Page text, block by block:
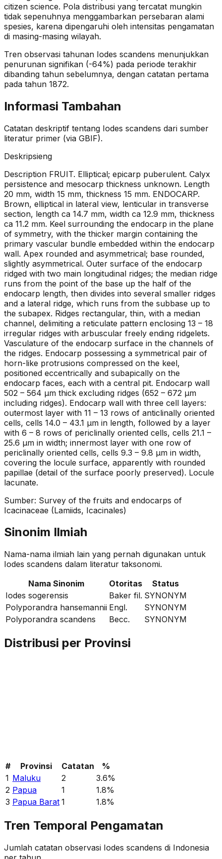
citizen science. Pola distribusi yang tercatat mungkin
tidak sepenuhnya menggambarkan persebaran alami
spesies, karena dipengaruhi oleh intensitas pengamatan
di masing-masing wilayah.
Tren observasi tahunan Iodes scandens menunjukkan
penurunan signifikan (-64%) pada periode terakhir
dibanding tahun sebelumnya, dengan catatan pertama
pada tahun 1872.
Informasi Tambahan
Catatan deskriptif tentang Iodes scandens dari sumber
literatur primer (via GBIF).
Deskripsieng
Description FRUIT. Elliptical; epicarp puberulent. Calyx
persistence and mesocarp thickness unknown. Length
20 mm, width 15 mm, thickness 15 mm. ENDOCARP.
Brown, elliptical in lateral view, lenticular in transverse
section, length ca 14.7 mm, width ca 12.9 mm, thickness
ca 11.2 mm. Keel surrounding the endocarp in the plane
of symmetry, with the thicker margin containing the
primary vascular bundle embedded within the endocarp
wall. Apex rounded and asymmetrical; base rounded,
slightly asymmetrical. Outer surface of the endocarp
ridged with two main longitudinal ridges; the median ridge
runs from the point of the base up the half of the
endocarp length, then divides into several smaller ridges
and a lateral ridge, which runs from the subbase up to
the subapex. Ridges rectangular, thin, with a median
channel, delimiting a reticulate pattern enclosing 13 – 18
irregular ridges with arbuscular freely ending ridgelets.
Vasculature of the endocarp surface in the channels of
the ridges. Endocarp possessing a symmetrical pair of
horn-like protrusions compressed on the keel,
positioned eccentrically and subapically on the
endocarp faces, each with a central pit. Endocarp wall
502 – 564 µm thick excluding ridges (652 – 672 µm
including ridges). Endocarp wall with three cell layers:
outermost layer with 11 – 13 rows of anticlinally oriented
cells, cells 14.0 – 43.1 µm in length, followed by a layer
with 6 – 8 rows of periclinally oriented cells, cells 21.1 –
25.6 µm in width; innermost layer with one row of
periclinally oriented cells, cells 9.3 – 9.8 µm in width,
covering the locule surface, apparently with rounded
papillae (detail of the surface poorly preserved). Locule
lacunate.
Sumber: Survey of the fruits and endocarps of
Icacinaceae (Lamiids, Icacinales)
Sinonim Ilmiah
Nama-nama ilmiah lain yang pernah digunakan untuk
Iodes scandens dalam literatur taksonomi.
Nama Sinonim
Otoritas
Status
Iodes sogerensis
Baker fil. SYNONYM
Polyporandra hansemannii Engl.
SYNONYM
Polyporandra scandens
Becc. SYNONYM
Distribusi per Provinsi
# Provinsi Catatan
%
1 Maluku 2 3.6%
2 Papua 1 1.8%
3 Papua Barat 1 1.8%
Tren Temporal Pengamatan
Jumlah catatan observasi Iodes scandens di Indonesia